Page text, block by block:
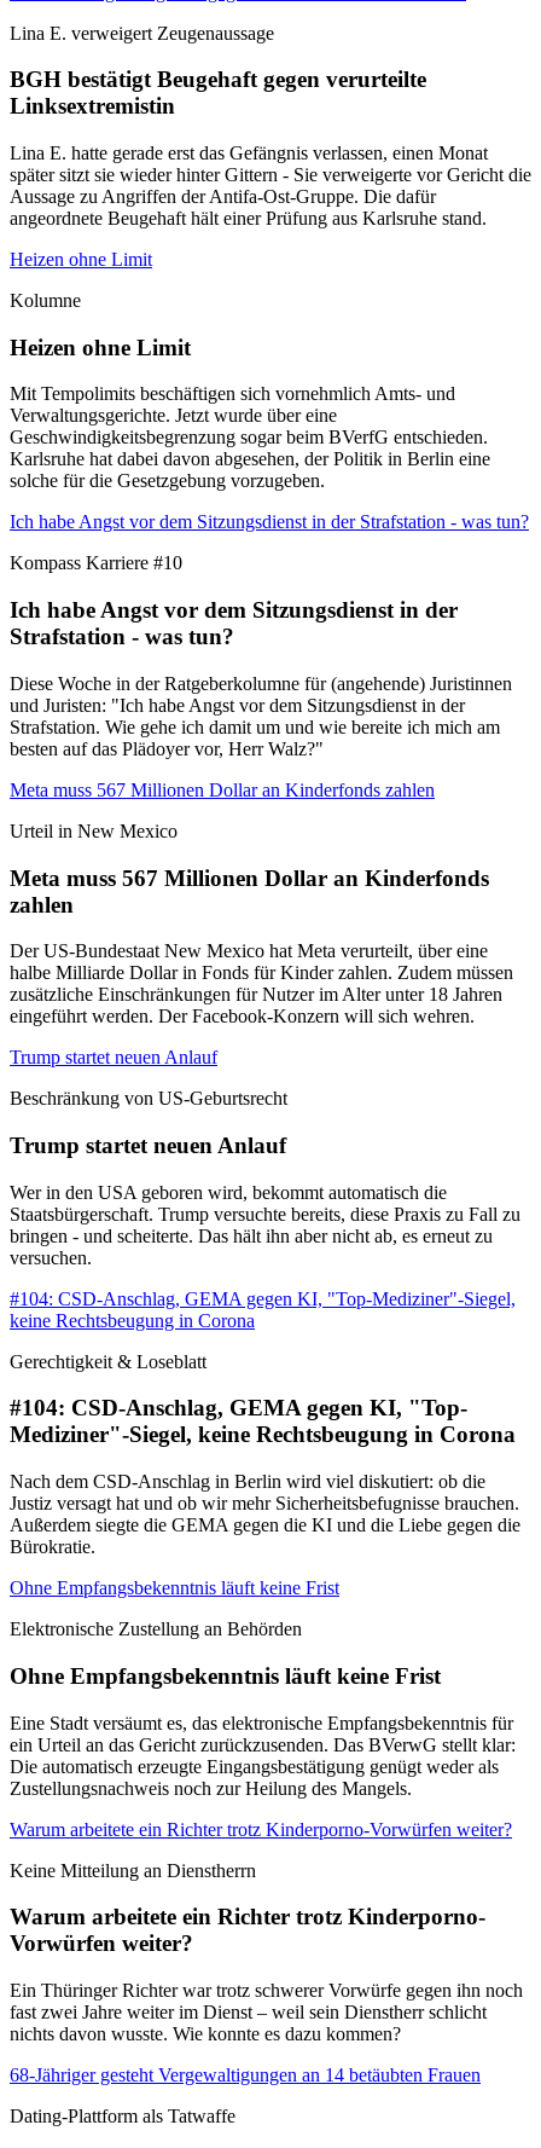
Lina E. verweigert Zeugenaussage
BGH bestätigt Beugehaft gegen verurteilte
Linksextremistin
Lina E. hatte gerade erst das Gefängnis verlassen, einen Monat
später sitzt sie wieder hinter Gittern - Sie verweigerte vor Gericht die
Aussage zu Angriffen der Antifa-Ost-Gruppe. Die dafür
angeordnete Beugehaft hält einer Prüfung aus Karlsruhe stand.
Heizen ohne Limit
Kolumne
Heizen ohne Limit
Mit Tempolimits beschäftigen sich vornehmlich Amts- und
Verwaltungsgerichte. Jetzt wurde über eine
Geschwindigkeitsbegrenzung sogar beim BVerfG entschieden.
Karlsruhe hat dabei davon abgesehen, der Politik in Berlin eine
solche für die Gesetzgebung vorzugeben.
Ich habe Angst vor dem Sitzungsdienst in der Strafstation - was tun?
Kompass Karriere #10
Ich habe Angst vor dem Sitzungsdienst in der
Strafstation - was tun?
Diese Woche in der Ratgeberkolumne für (angehende) Juristinnen
und Juristen: "Ich habe Angst vor dem Sitzungsdienst in der
Strafstation. Wie gehe ich damit um und wie bereite ich mich am
besten auf das Plädoyer vor, Herr Walz?"
Meta muss 567 Millionen Dollar an Kinderfonds zahlen
Urteil in New Mexico
Meta muss 567 Millionen Dollar an Kinderfonds
zahlen
Der US-Bundestaat New Mexico hat Meta verurteilt, über eine
halbe Milliarde Dollar in Fonds für Kinder zahlen. Zudem müssen
zusätzliche Einschränkungen für Nutzer im Alter unter 18 Jahren
eingeführt werden. Der Facebook-Konzern will sich wehren.
Trump startet neuen Anlauf
Beschränkung von US-Geburtsrecht
Trump startet neuen Anlauf
Wer in den USA geboren wird, bekommt automatisch die
Staatsbürgerschaft. Trump versuchte bereits, diese Praxis zu Fall zu
bringen - und scheiterte. Das hält ihn aber nicht ab, es erneut zu
versuchen.
#104: CSD-Anschlag, GEMA gegen KI, "Top-Mediziner"-Siegel,
keine Rechtsbeugung in Corona
Gerechtigkeit & Loseblatt
#104: CSD-Anschlag, GEMA gegen KI, "Top-
Mediziner"-Siegel, keine Rechtsbeugung in Corona
Nach dem CSD-Anschlag in Berlin wird viel diskutiert: ob die
Justiz versagt hat und ob wir mehr Sicherheitsbefugnisse brauchen.
Außerdem siegte die GEMA gegen die KI und die Liebe gegen die
Bürokratie.
Ohne Empfangsbekenntnis läuft keine Frist
Elektronische Zustellung an Behörden
Ohne Empfangsbekenntnis läuft keine Frist
Eine Stadt versäumt es, das elektronische Empfangsbekenntnis für
ein Urteil an das Gericht zurückzusenden. Das BVerwG stellt klar:
Die automatisch erzeugte Eingangsbestätigung genügt weder als
Zustellungsnachweis noch zur Heilung des Mangels.
Warum arbeitete ein Richter trotz Kinderporno-Vorwürfen weiter?
Keine Mitteilung an Dienstherrn
Warum arbeitete ein Richter trotz Kinderporno-
Vorwürfen weiter?
Ein Thüringer Richter war trotz schwerer Vorwürfe gegen ihn noch
fast zwei Jahre weiter im Dienst – weil sein Dienstherr schlicht
nichts davon wusste. Wie konnte es dazu kommen?
68-Jähriger gesteht Vergewaltigungen an 14 betäubten Frauen
Dating-Plattform als Tatwaffe